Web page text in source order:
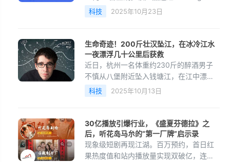
统实现全链路自动化数据分析，覆盖数据
获取、建模到可视化全流程。用户可用自
科技 2025年10月23日
生命奇迹！200斤壮汉坠江，在冰冷江水
一夜漂浮几十公里后获救
近日，杭州一名体重约230斤的醉酒男子
不慎从八堡附近坠入钱塘江，在江中漂浮7
小时后，被水流冲至几十公里外的海宁境
内。浙江海豹救援队队员执行任务时发现
科技 2025年10月13日
30亿播放引爆行业，《盛夏芬德拉》之
后，听花岛马厼的“第一厂牌”启示录
现象级短剧再现江湖。百万预约，首日红
果热度值和站内播放量实现双破亿，连续